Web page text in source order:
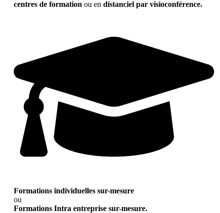
centres de formation ou en distanciel par visioconférence.
Formations individuelles sur-mesure
ou
Formations Intra entreprise sur-mesure.